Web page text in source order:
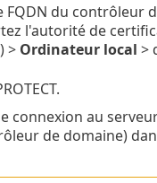
FQDN du contrôleur
l'autorité de
) > Ordinateur local >
connexion au
de domaine)